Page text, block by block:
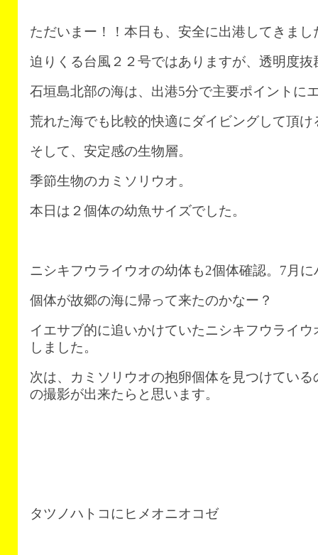
ただいまー！！本日も、安全に出港してきまし
迫りくる台風２２号ではありますが、透明度抜
石垣島北部の海は、出港5分で主要ポイントに
荒れた海でも比較的快適にダイビングして頂け
そして、安定感の生物層。
季節生物のカミソリウオ。
本日は２個体の幼魚サイズでした。
ニシキフウライウオの幼体も2個体確認。7月
個体が故郷の海に帰って来たのかなー？
イエサブ的に追いかけていたニシキフウライ
しました。
次は、カミソリウオの抱卵個体を見つけてい
の撮影が出来たらと思います。
タツノハトコにヒメオニオコゼ